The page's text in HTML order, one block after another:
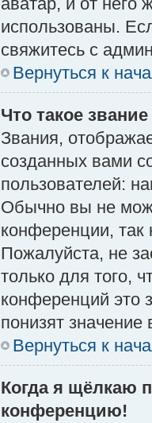
использованы.
свяжитесь с
Вернуться к
Что такое
Звания,
созданных вами
пользователей:
Обычно вы не
конференции, так
Пожалуйста, не
только для того,
конференций это
понизят
Вернуться к
Когда я щёлкаю
конференцию!